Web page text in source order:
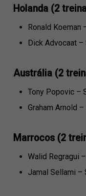
Holanda (2
Ronald Koeman
Dick Advocaat –
Austrália (2
Tony Popovic –
Graham Arnold
Marrocos (2
Walid Regragui
Jamal Sellami –